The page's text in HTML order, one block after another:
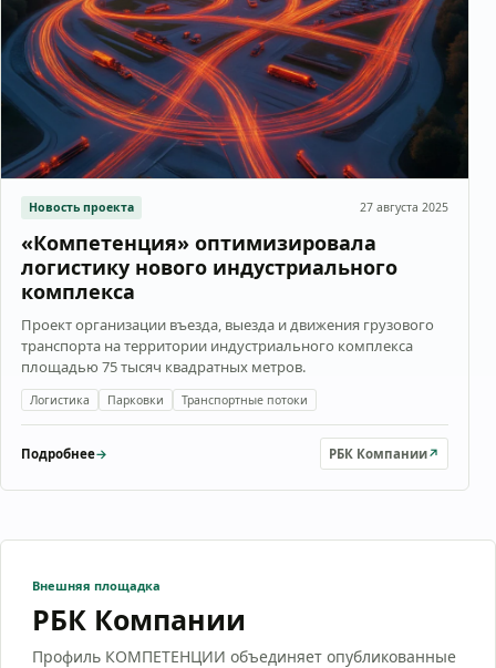
Новость проекта 27 августа 2025
«Компетенция» оптимизировала
логистику нового индустриального
комплекса
Проект организации въезда, выезда и движения грузового
транспорта на территории индустриального комплекса
площадью 75 тысяч квадратных метров.
Логистика Парковки Транспортные потоки
Подробнее→ РБК Компании↗
Внешняя площадка
РБК Компании
Профиль КОМПЕТЕНЦИИ объединяет опубликованные